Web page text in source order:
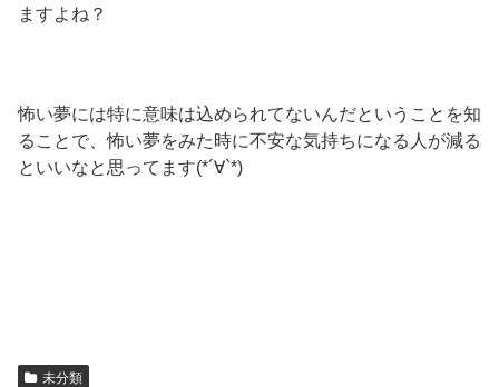
ますよね？
怖い夢には特に意味は込められてないんだということを知
ることで、怖い夢をみた時に不安な気持ちになる人が減る
といいなと思ってます(*´∀`*)
未分類